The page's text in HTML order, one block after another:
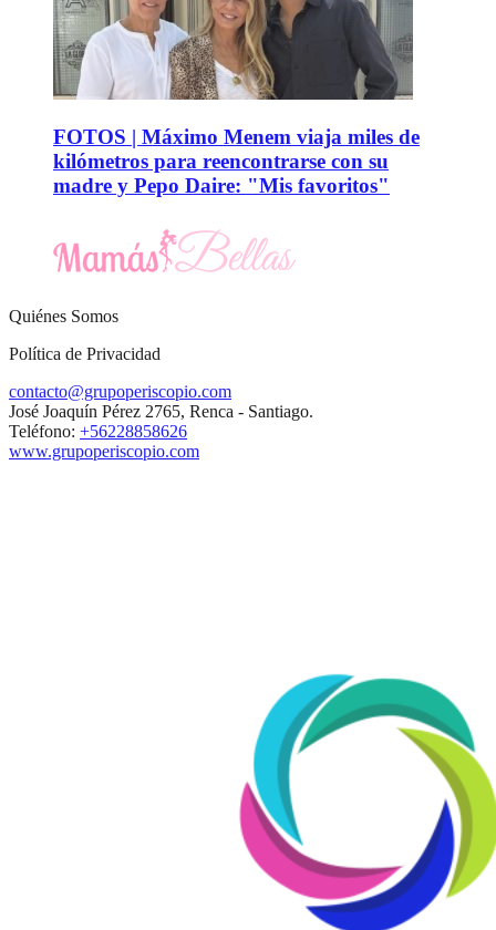
FOTOS | Máximo Menem viaja miles de
kilómetros para reencontrarse con su
madre y Pepo Daire: "Mis favoritos"
Quiénes Somos
Política de Privacidad
contacto@grupoperiscopio.com
José Joaquín Pérez 2765, Renca - Santiago.
Teléfono: +56228858626
www.grupoperiscopio.com